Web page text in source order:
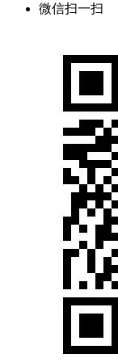
微信扫一扫